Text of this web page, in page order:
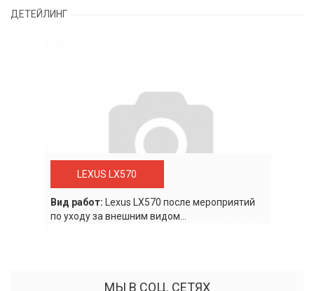
ДЕТЕЙЛИНГ
LEXUS LX570
Вид работ: Lexus LХ570 после мероприятий
по уходу за внешним видом...
МЫ В СОЦ. СЕТЯХ